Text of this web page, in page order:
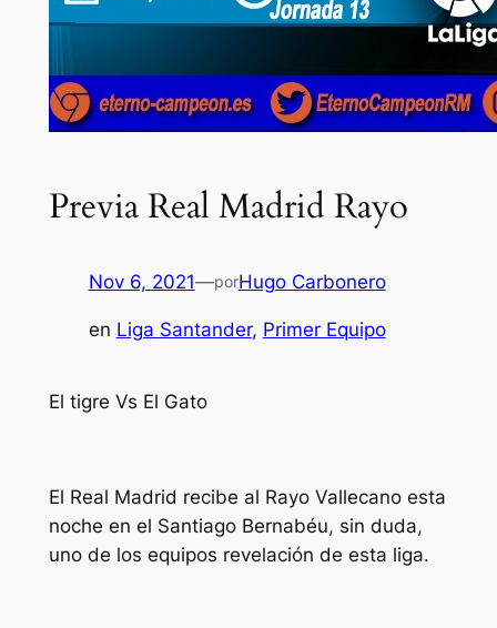
Previa Real Madrid Rayo
Nov 6, 2021—porHugo Carbonero
en Liga Santander, Primer Equipo
El tigre Vs El Gato
El Real Madrid recibe al Rayo Vallecano esta
noche en el Santiago Bernabéu, sin duda,
uno de los equipos revelación de esta liga.